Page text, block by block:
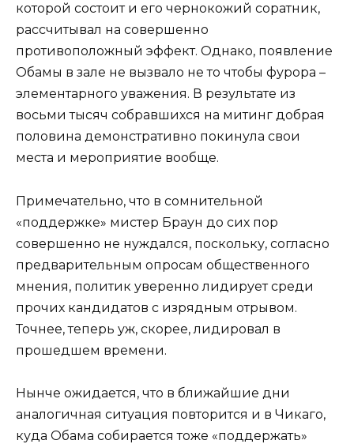
которой состоит и его чернокожий соратник,
рассчитывал на совершенно
противоположный эффект. Однако, появление
Обамы в зале не вызвало не то чтобы фурора –
элементарного уважения. В результате из
восьми тысяч собравшихся на митинг добрая
половина демонстративно покинула свои
места и мероприятие вообще.
Примечательно, что в сомнительной
«поддержке» мистер Браун до сих пор
совершенно не нуждался, поскольку, согласно
предварительным опросам общественного
мнения, политик уверенно лидирует среди
прочих кандидатов с изрядным отрывом.
Точнее, теперь уж, скорее, лидировал в
прошедшем времени.
Нынче ожидается, что в ближайшие дни
аналогичная ситуация повторится и в Чикаго,
куда Обама собирается тоже «поддержать»